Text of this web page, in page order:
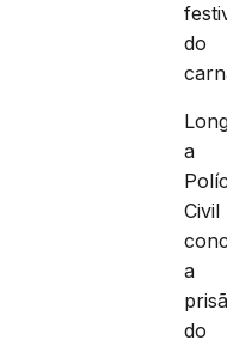
do
a
Civil
a
do